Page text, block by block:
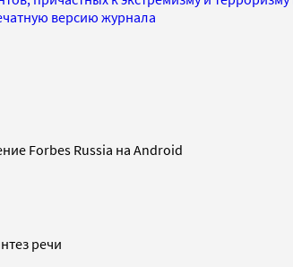
версию журнала
Forbes Russia на Android
речи